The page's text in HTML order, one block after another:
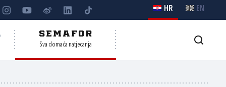
HR EN
SEMAFOR
Sva domaća natjecanja